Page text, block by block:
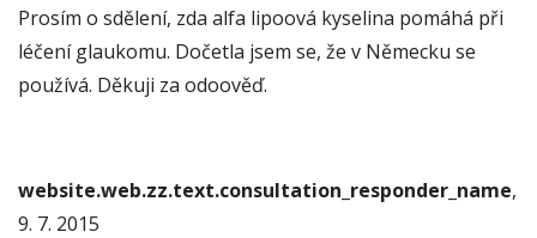
Prosím o sdělení, zda alfa lipoová kyselina pomáhá při
léčení glaukomu. Dočetla jsem se, že v Německu se
používá. Děkuji za odoověď.
website.web.zz.text.consultation_responder_name,
9. 7. 2015